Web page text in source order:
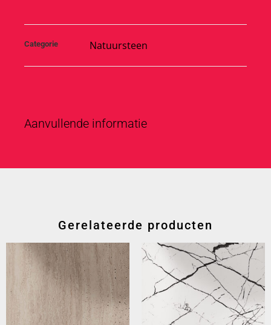
Categorie Natuursteen
Aanvullende informatie
Gerelateerde producten